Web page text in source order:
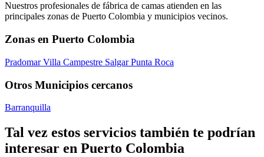
Nuestros profesionales de fábrica de camas atienden en las
principales zonas de Puerto Colombia y municipios vecinos.
Zonas en Puerto Colombia
PradomarVilla Campestre SalgarPunta Roca
Otros Municipios cercanos
Barranquilla
Tal vez estos servicios también te podrían
interesar en Puerto Colombia